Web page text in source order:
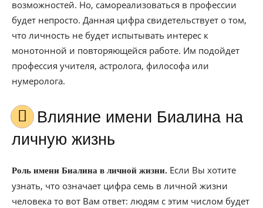
возможностей. Но, самореализоваться в профессии
будет непросто. Данная цифра свидетельствует о том,
что личность не будет испытывать интерес к
монотонной и повторяющейся работе. Им подойдет
профессия учителя, астролога, философа или
нумеролога.
Влияние имени Биалина на
личную жизнь
Роль имени Биалина в личной жизни. Если Вы хотите
узнать, что означает цифра семь в личной жизни
человека то вот Вам ответ: людям с этим числом будет